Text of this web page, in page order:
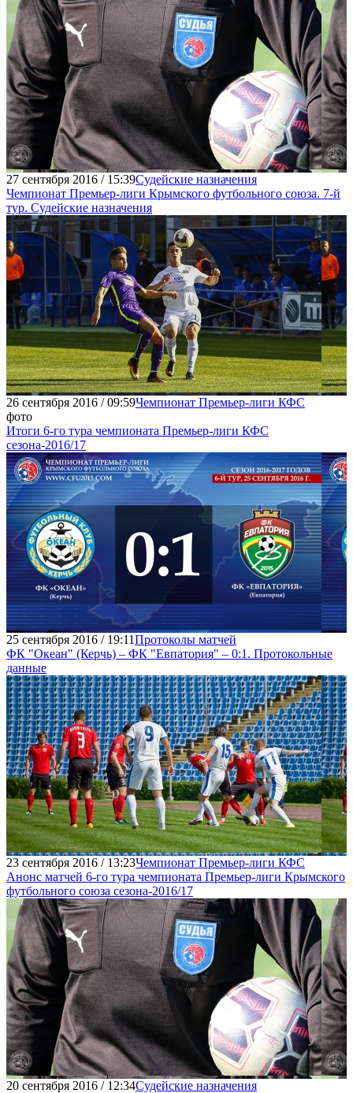
27 сентября 2016 / 15:39Судейские назначения
Чемпионат Премьер-лиги Крымского футбольного союза. 7-й
тур. Судейские назначения
26 сентября 2016 / 09:59Чемпионат Премьер-лиги КФС
фото
Итоги 6-го тура чемпионата Премьер-лиги КФС
сезона-2016/17
25 сентября 2016 / 19:11Протоколы матчей
ФК "Океан" (Керчь) – ФК "Евпатория" – 0:1. Протокольные
данные
23 сентября 2016 / 13:23Чемпионат Премьер-лиги КФС
Анонс матчей 6-го тура чемпионата Премьер-лиги Крымского
футбольного союза сезона-2016/17
20 сентября 2016 / 12:34Судейские назначения